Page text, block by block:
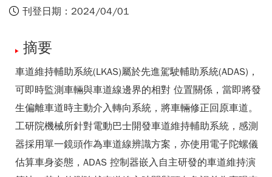
刊登日期：2024/04/01
摘要
車道維持輔助系統(LKAS)屬於先進駕駛輔助系統(ADAS)，
可即時監測車輛與車道線邊界的相對 位置關係，當即將發
生偏離車道時主動介入轉向系統，將車輛修正回原車道。
工研院機械所針對電動巴士開發車道維持輔助系統，感測
器採用單一鏡頭作為車道線辨識方案，亦使用電子陀螺儀
估算車身姿態，ADAS 控制器嵌入自主研發的車道維持演